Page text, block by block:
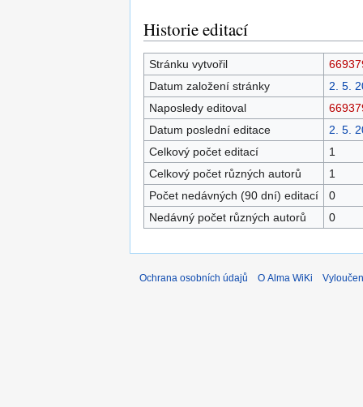
Historie editací
Stránku vytvořil
Datum založení stránky
2. 5.
Naposledy editoval
Datum poslední editace
2. 5.
Celkový počet editací
1
Celkový počet různých autorů
1
Počet nedávných (90 dní) editací
0
Nedávný počet různých autorů
0
Ochrana osobních údajů O Alma WiKi